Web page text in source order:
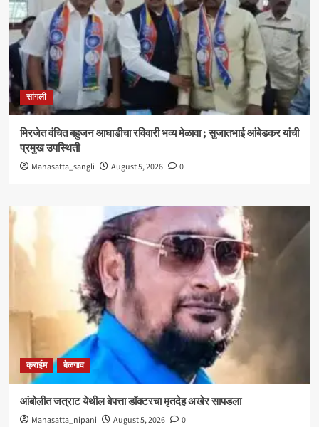
सांगली
मिरजेत वंचित बहुजन आघाडीचा रविवारी भव्य मेळावा ; सुजातभाई आंबेडकर यांची
प्रमुख उपस्थिती
Mahasatta_sangli August 5, 2026 0
क्राईम बेळगाव
आंबोलीत जत्राट येथील बेपत्ता डॉक्टरचा मृतदेह अखेर सापडला
Mahasatta_nipani August 5, 2026 0